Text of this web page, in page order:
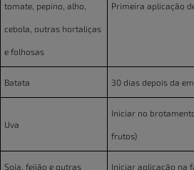
tomate, pepino, alho,
cebola, outras hortaliças
e folhosas
Primeira aplicação
Batata 30 dias depois da
Uva
Iniciar no
frutos)
Soja, feijão e outras Iniciar aplicação na